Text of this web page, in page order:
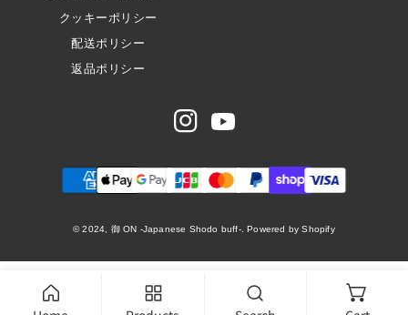
クッキーポリシー
配送ポリシー
返品ポリシー
Instagram
Youtube
© 2024, 御 ON -Japanese Shodo buff-. Powered by Shopify